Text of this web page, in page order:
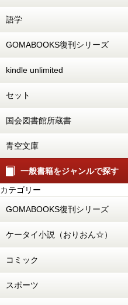
語学
GOMABOOKS復刊シリーズ
kindle unlimited
セット
国会図書館所蔵書
青空文庫
一般書籍をジャンルで探す
カテゴリー
GOMABOOKS復刊シリーズ
ケータイ小説（おりおん☆）
コミック
スポーツ